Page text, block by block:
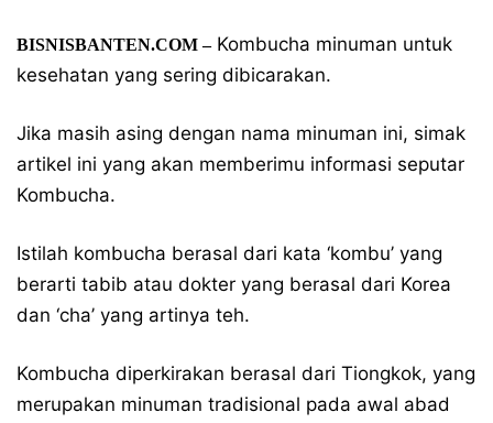
BISNISBANTEN.COM –Kombucha minuman untuk
kesehatan yang sering dibicarakan.
Jika masih asing dengan nama minuman ini, simak
artikel ini yang akan memberimu informasi seputar
Kombucha.
Istilah kombucha berasal dari kata ‘kombu’ yang
berarti tabib atau dokter yang berasal dari Korea
dan ‘cha’ yang artinya teh.
Kombucha diperkirakan berasal dari Tiongkok, yang
merupakan minuman tradisional pada awal abad